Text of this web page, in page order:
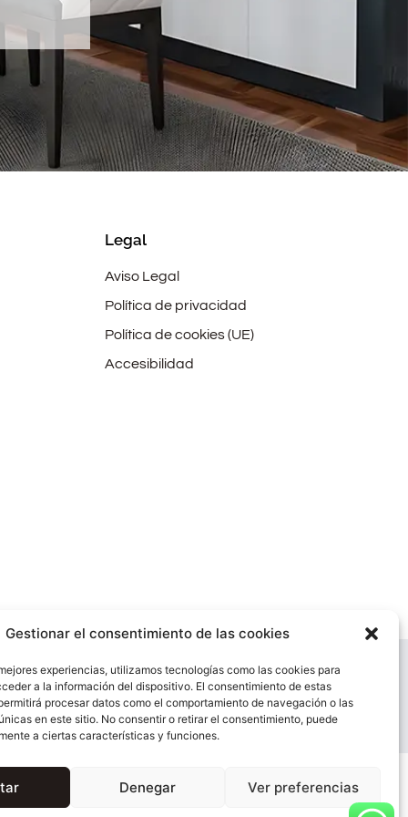
Gestionar el consentimiento de las cookies
experiencias, utilizamos tecnologías como las cookies para
a la información del dispositivo. El consentimiento de estas
procesar datos como el comportamiento de navegación o las
en este sitio. No consentir o retirar el consentimiento, puede
a ciertas características y funciones.
Denegar Ver preferencias
Legal
Aviso Legal
Política de privacidad
Política de cookies (UE)
Accesibilidad
de Autor y la Ley de Propiedad Intelectual.Cualquier